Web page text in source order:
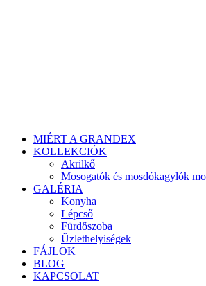
MIÉRT A GRANDEX
KOLLEKCIÓK
Akrilkő
Mosogatók és mosdókagylók
GALÉRIA
Konyha
Lépcső
Fürdőszoba
Üzlethelyiségek
FÁJLOK
BLOG
KAPCSOLAT